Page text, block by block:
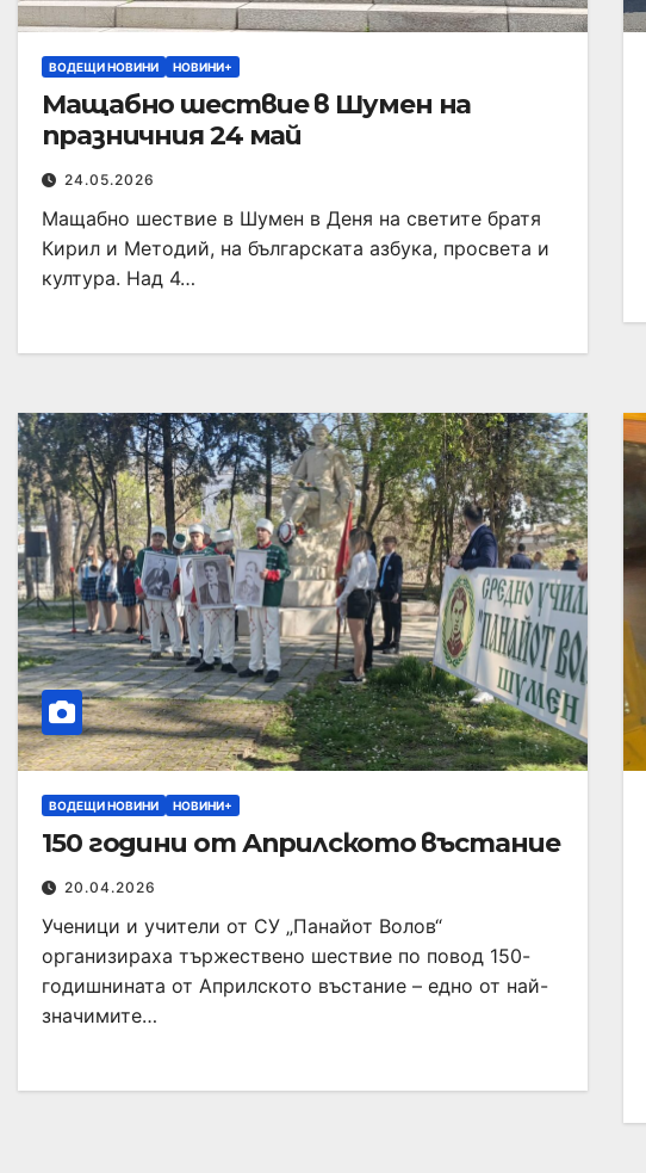
ВОДЕЩИ НОВИНИ НОВИНИ+
Мащабно шествие в Шумен на
празничния 24 май
24.05.2026
Мащабно шествие в Шумен в Деня на светите братя
Кирил и Методий, на българската азбука, просвета и
култура. Над 4…
ВОДЕЩИ НОВИНИ НОВИНИ+
150 години от Априлското въстание
20.04.2026
Ученици и учители от СУ „Панайот Волов“
организираха тържествено шествие по повод 150-
годишнината от Априлското въстание – едно от най-
значимите…